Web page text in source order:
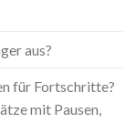
aus?
für Fortschritte?
mit Pausen,